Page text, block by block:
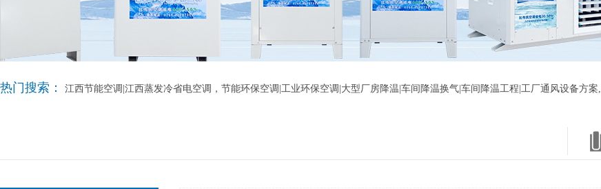
热门搜索： 江西节能空调|江西蒸发冷省电空调，节能环保空调|工业环保空调|大型厂房降温|车间降温换气|车间降温工程|工厂通风设备方案,